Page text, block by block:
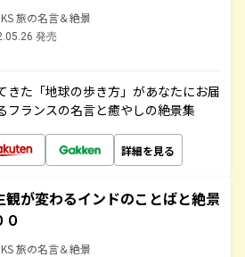
旅の名言＆絶景
発売
きた「地球の歩き方」があなたにお届
フランスの名言と癒やしの絶景集
詳細を見る
観が変わるインドのことばと絶景
０
旅の名言＆絶景